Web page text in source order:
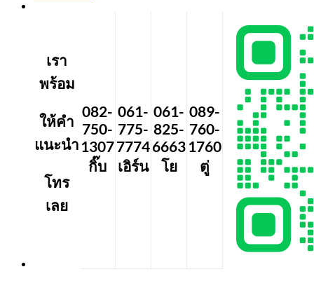
เรา
พร้อม
ให้คำ
แนะนำ
โทร
เลย
082-
750-
1307
กิ๊บ
061-
775-
7774
เอิร์น
061-
825-
6663
โย
089-
760-
1760
ตู่